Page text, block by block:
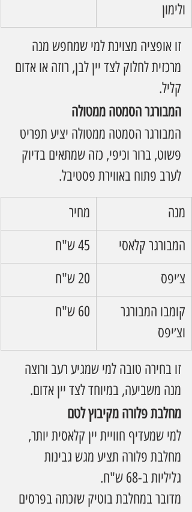
ולימון
זו אופציה מצוינת למי שמחפש מנה
מרכזית לחלוק לצד יין לבן, רוזה או אדום
קליל.
המבורגר הסמטה ממטולה
המבורגר הסמטה ממטולה יציע תפריט
פשוט, ברור וכיפי, כזה שמתאים בדיוק
לערב פתוח באווירת פסטיבל.
מנה
מחיר
המבורגר קלאסי
45 ש"ח
צ׳יפס
20 ש"ח
קומבו המבורגר
וצ׳יפס
60 ש"ח
זו בחירה טובה למי שמגיע רעב ורוצה
מנה משביעה, במיוחד לצד יין אדום.
מחלבת פלורה מקיבוץ לטם
למי שמעדיף חוויית יין קלאסית יותר,
מחלבת פלורה תציע מגש גבינות
גליליות ב-68 ש"ח.
מדובר במחלבת בוטיק שזכתה בפרסים